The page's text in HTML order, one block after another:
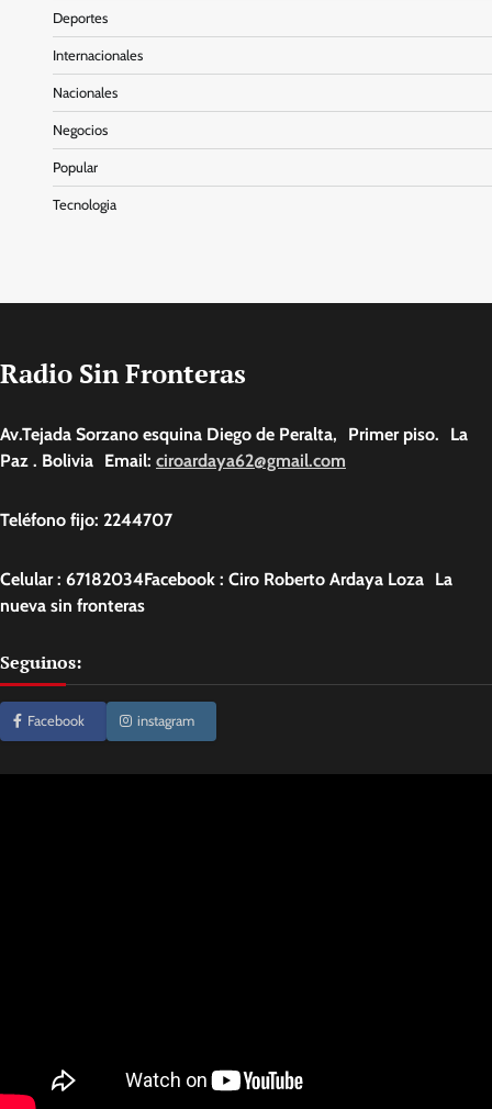
Deportes
Internacionales
Nacionales
Negocios
Popular
Tecnologia
Radio Sin Fronteras
Av.Tejada Sorzano esquina Diego de Peralta, Primer piso. La
Paz . Bolivia Email: ciroardaya62@gmail.com
Teléfono fijo: 2244707
Celular : 67182034Facebook : Ciro Roberto Ardaya Loza La
nueva sin fronteras
Seguinos:
Facebook instagram